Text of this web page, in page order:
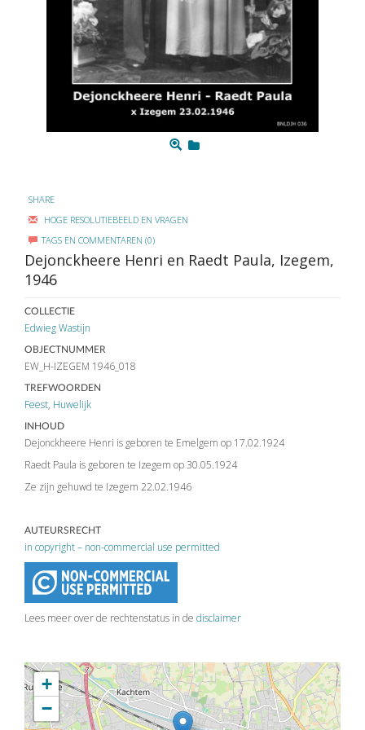
SHARE
HOGE RESOLUTIEBEELD EN VRAGEN
TAGS EN COMMENTAREN (0)
Dejonckheere Henri en Raedt Paula, Izegem,
1946
COLLECTIE
Edwieg Wastijn
OBJECTNUMMER
EW_H-IZEGEM 1946_018
TREFWOORDEN
Feest, Huwelijk
INHOUD
Dejonckheere Henri is geboren te Emelgem op 17.02.1924
Raedt Paula is geboren te Izegem op 30.05.1924
Ze zijn gehuwd te Izegem 22.02.1946
AUTEURSRECHT
in copyright – non-commercial use permitted
Lees meer over de rechtenstatus in de disclaimer
+
−